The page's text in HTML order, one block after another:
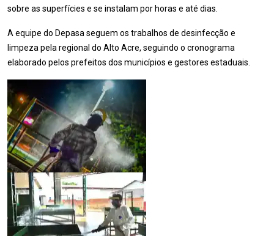
sobre as superfícies e se instalam por horas e até dias.
A equipe do Depasa seguem os trabalhos de desinfecção e
limpeza pela regional do Alto Acre, seguindo o cronograma
elaborado pelos prefeitos dos municípios e gestores estaduais.